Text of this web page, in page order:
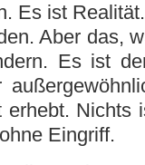
Es ist
Aber das,
Es ist
Nichts
Eingriff.